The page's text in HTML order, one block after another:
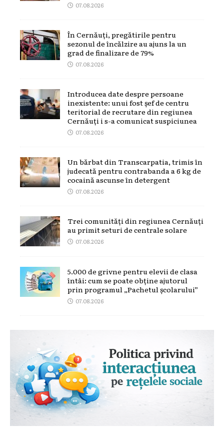
07.08.2026
În Cernăuți, pregătirile pentru
sezonul de încălzire au ajuns la un
grad de finalizare de 79%
07.08.2026
Introducea date despre persoane
inexistente: unui fost șef de centru
teritorial de recrutare din regiunea
Cernăuți i s-a comunicat suspiciunea
07.08.2026
Un bărbat din Transcarpatia, trimis în
judecată pentru contrabanda a 6 kg de
cocaină ascunse în detergent
07.08.2026
Trei comunități din regiunea Cernăuți
au primit seturi de centrale solare
07.08.2026
5.000 de grivne pentru elevii de clasa
întâi: cum se poate obține ajutorul
prin programul „Pachetul școlarului”
07.08.2026